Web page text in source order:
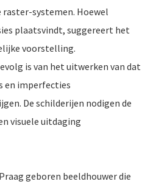
systemen. Hoewel
plaatsvindt, suggereert het
voorstelling.
is van het uitwerken van dat
en imperfecties
De schilderijen nodigen de
visuele uitdaging
geboren beeldhouwer die